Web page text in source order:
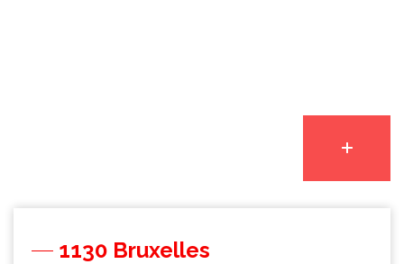
1130 Bruxelles